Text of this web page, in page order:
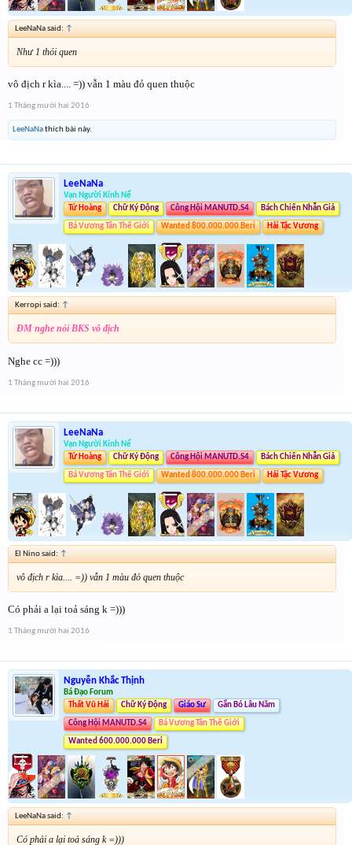
LeeNaNa said: ↑
Như 1 thói quen
vô địch r kìa.... =)) vẫn 1 màu đỏ quen thuộc
1 Tháng mười hai 2016
LeeNaNathích bài này.
LeeNaNa
Vạn Người Kính Nể
Tứ Hoàng
Chữ Ký Động Công Hội MANUTD.S4 Bách Chiến Nhẫn Giả
Bá Vương Tân Thế Giới Wanted 800.000.000 Beri Hải Tặc Vương
Kerropi said: ↑
ĐM nghe nói BKS vô địch
Nghe cc =)))
1 Tháng mười hai 2016
LeeNaNa
Vạn Người Kính Nể
Tứ Hoàng
Chữ Ký Động Công Hội MANUTD.S4 Bách Chiến Nhẫn Giả
Bá Vương Tân Thế Giới Wanted 800.000.000 Beri Hải Tặc Vương
El Nino said: ↑
vô địch r kìa.... =)) vẫn 1 màu đỏ quen thuộc
Có phải a lại toả sáng k =)))
1 Tháng mười hai 2016
Nguyễn Khắc Thịnh
Bá Đạo Forum
Thất Vũ Hải
Chữ Ký Động Giáo Sư Gắn Bó Lâu Năm
Công Hội MANUTD.S4 Bá Vương Tân Thế Giới
Wanted 600.000.000 Beri
LeeNaNa said: ↑
Có phải a lại toả sáng k =)))